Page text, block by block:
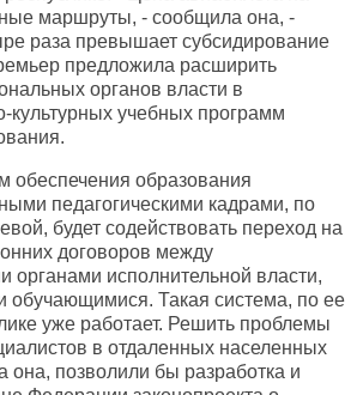
маршруты, - сообщила она, -
раза превышает субсидирование
предложила расширить
органов власти в
культурных учебных программ
обеспечения образования
педагогическими кадрами, по
будет содействовать переход на
договоров между
органами исполнительной власти,
обучающимися. Такая система, по ее
уже работает. Решить проблемы
в отдаленных населенных
она, позволили бы разработка и